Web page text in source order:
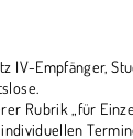
IV-Empfänger,
Rubrik „für